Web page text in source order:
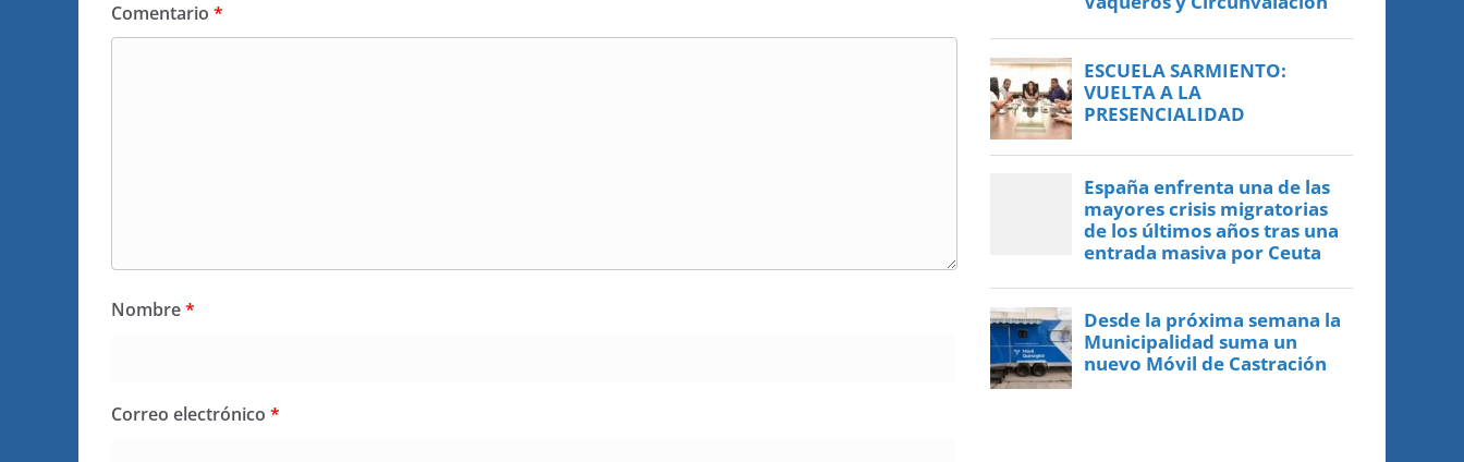
Comentario *
Nombre*
Correo electrónico *